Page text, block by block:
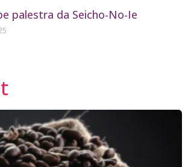
palestra da Seicho-No-Ie